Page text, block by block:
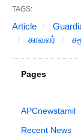
TAGS:
Article
காவலர்
Pages
APCnewstamil
Recent News